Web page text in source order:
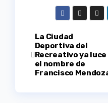
de
La Ciudad
Deportiva del
Recreativo ya luce
el nombre de
Francisco